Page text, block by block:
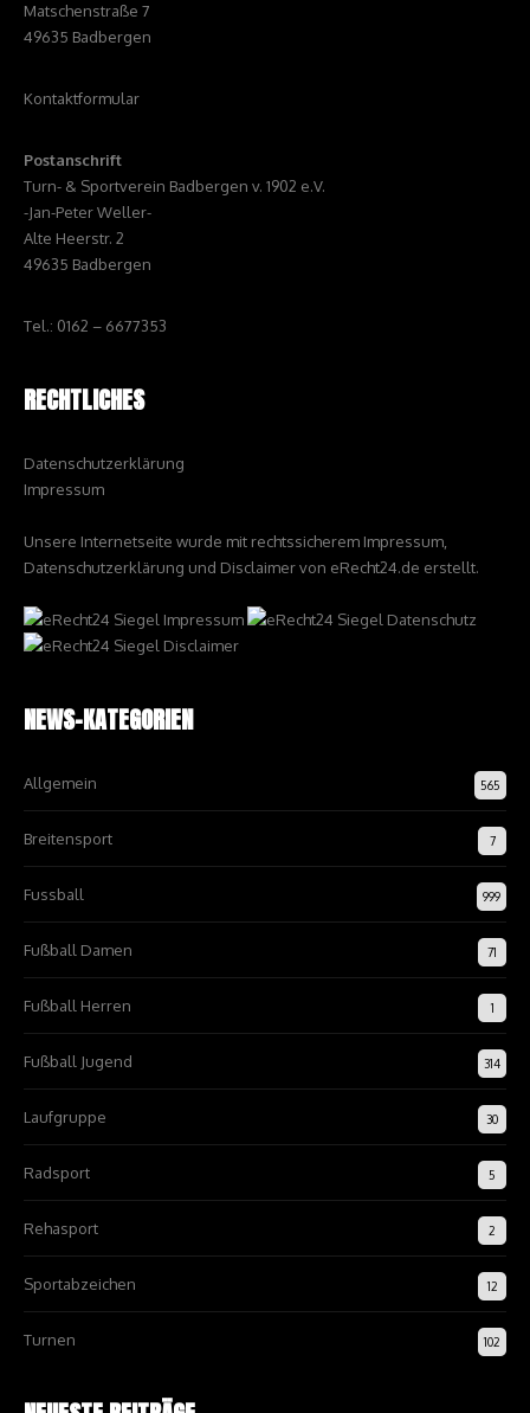
Matschenstraße 7
49635 Badbergen
Kontaktformular
Postanschrift
Turn- & Sportverein Badbergen v. 1902 e.V.
-Jan-Peter Weller-
Alte Heerstr. 2
49635 Badbergen
Tel.: 0162 – 6677353
RECHTLICHES
Datenschutzerklärung
Impressum
Unsere Internetseite wurde mit rechtssicherem Impressum,
Datenschutzerklärung und Disclaimer von eRecht24.de erstellt.
NEWS-KATEGORIEN
Allgemein 565
Breitensport 7
Fussball 999
Fußball Damen 71
Fußball Herren 1
Fußball Jugend 314
Laufgruppe 30
Radsport 5
Rehasport 2
Sportabzeichen 12
Turnen 102